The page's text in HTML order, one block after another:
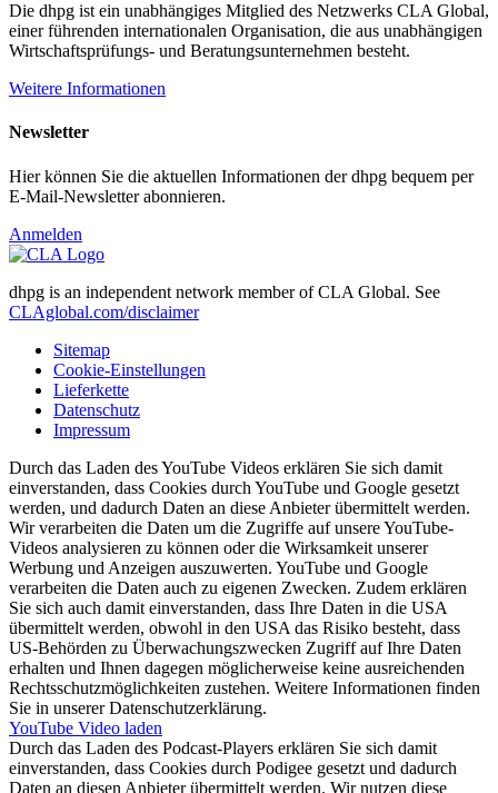
Die dhpg ist ein unabhängiges Mitglied des Netzwerks CLA Global,
einer führenden internationalen Organisation, die aus unabhängigen
Wirtschaftsprüfungs- und Beratungsunternehmen besteht.
Weitere Informationen
Newsletter
Hier können Sie die aktuellen Informationen der dhpg bequem per
E-Mail-Newsletter abonnieren.
Anmelden
dhpg is an independent network member of CLA Global. See
CLAglobal.com/disclaimer
Sitemap
Cookie-Einstellungen
Lieferkette
Datenschutz
Impressum
Durch das Laden des YouTube Videos erklären Sie sich damit
einverstanden, dass Cookies durch YouTube und Google gesetzt
werden, und dadurch Daten an diese Anbieter übermittelt werden.
Wir verarbeiten die Daten um die Zugriffe auf unsere YouTube-
Videos analysieren zu können oder die Wirksamkeit unserer
Werbung und Anzeigen auszuwerten. YouTube und Google
verarbeiten die Daten auch zu eigenen Zwecken. Zudem erklären
Sie sich auch damit einverstanden, dass Ihre Daten in die USA
übermittelt werden, obwohl in den USA das Risiko besteht, dass
US-Behörden zu Überwachungszwecken Zugriff auf Ihre Daten
erhalten und Ihnen dagegen möglicherweise keine ausreichenden
Rechtsschutzmöglichkeiten zustehen. Weitere Informationen finden
Sie in unserer Datenschutzerklärung.
YouTube Video laden
Durch das Laden des Podcast-Players erklären Sie sich damit
einverstanden, dass Cookies durch Podigee gesetzt und dadurch
Daten an diesen Anbieter übermittelt werden. Wir nutzen diese